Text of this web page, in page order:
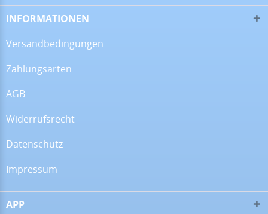
13.07.26
INFORMATIONEN
Versandbedingungen
Zahlungsarten
AGB
Widerrufsrecht
Datenschutz
Impressum
APP